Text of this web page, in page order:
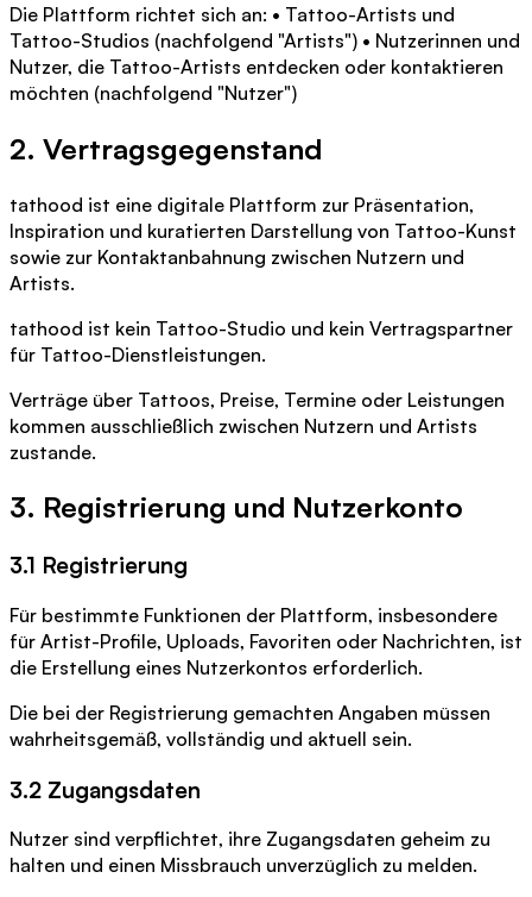
Die Plattform richtet sich an: • Tattoo-Artists und
Tattoo-Studios (nachfolgend "Artists") • Nutzerinnen und
Nutzer, die Tattoo-Artists entdecken oder kontaktieren
möchten (nachfolgend "Nutzer")
2. Vertragsgegenstand
tathood ist eine digitale Plattform zur Präsentation,
Inspiration und kuratierten Darstellung von Tattoo-Kunst
sowie zur Kontaktanbahnung zwischen Nutzern und
Artists.
tathood ist kein Tattoo-Studio und kein Vertragspartner
für Tattoo-Dienstleistungen.
Verträge über Tattoos, Preise, Termine oder Leistungen
kommen ausschließlich zwischen Nutzern und Artists
zustande.
3. Registrierung und Nutzerkonto
3.1 Registrierung
Für bestimmte Funktionen der Plattform, insbesondere
für Artist-Profile, Uploads, Favoriten oder Nachrichten, ist
die Erstellung eines Nutzerkontos erforderlich.
Die bei der Registrierung gemachten Angaben müssen
wahrheitsgemäß, vollständig und aktuell sein.
3.2 Zugangsdaten
Nutzer sind verpflichtet, ihre Zugangsdaten geheim zu
halten und einen Missbrauch unverzüglich zu melden.